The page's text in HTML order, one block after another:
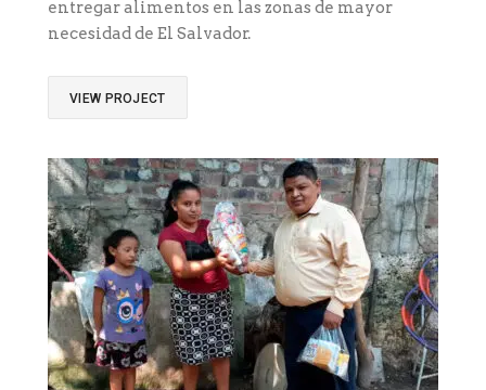
entregar alimentos en las zonas de mayor
necesidad de El Salvador.
VIEW PROJECT